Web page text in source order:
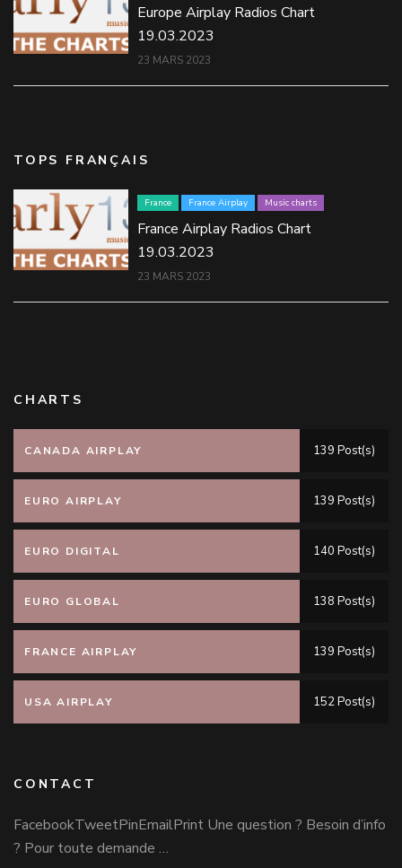
Europe Airplay Radios Chart
19.03.2023
23 MARS 2023
TOPS FRANÇAIS
France France Airplay Music charts
France Airplay Radios Chart
19.03.2023
23 MARS 2023
CHARTS
CANADA AIRPLAY 139 Post(s)
EURO AIRPLAY 139 Post(s)
EURO DIGITAL 140 Post(s)
EURO GLOBAL 138 Post(s)
FRANCE AIRPLAY 139 Post(s)
USA AIRPLAY 152 Post(s)
CONTACT
FacebookTweetPinEmailPrint Une question ? Besoin d’info
? Pour toute demande …